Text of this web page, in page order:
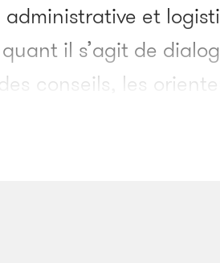
et
il s’agit de
conseils, les
lui permet de rester